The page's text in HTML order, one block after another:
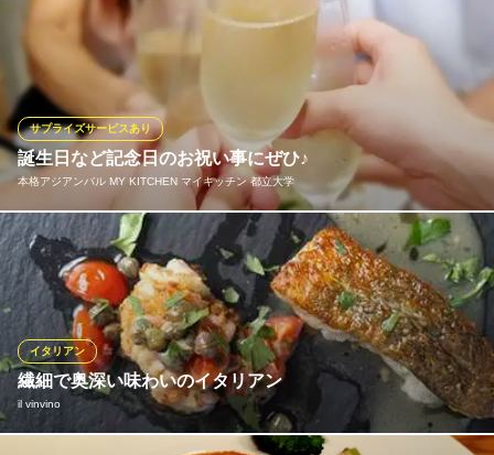
【誕生日のサプライズに】 お誕生日や記念日、歓送迎会などでパ
ーティーの主役を華やかにサプライズ♪ぐるなびクーポン特典でミ
ニパンケーキを10枚重ねたメッセージ付きHAPPYタワーパンケー
キをサービスいたします！要事前予約となります。詳しくはスタ
ッフにお尋ねください。
ワインの酒場。ディプント 自由が丘店
自由が丘☆記念日誕生日
東急大井町線自由が丘駅 徒歩2分
東京都目黒区自由が丘2-11-16 ニューパルビュービルB1
誕生日など記念日のお祝い事にぜひ♪
本格アジアンバル MY KITCHEN マイキッチン 都立大学
サプライズサービスあり
誕生日など大切な記念日のお祝いには当店から特製デザートプレ
ートを無料でサービスいたします♪お名前など簡単なメッセージな
どもお入れすることも可能なので、普段はなかなか伝えられない
ようなことを伝えるのもおすすめです♪もちろんサプライズでの演
出もお受けすることが出来ますのでぜひともお気軽にご相談くだ
さい！
本格アジアンバル MY KITCHEN マイキッチン 都立大学
繊細で奥深い味わいのイタリアン
il vinvino
イタリアン